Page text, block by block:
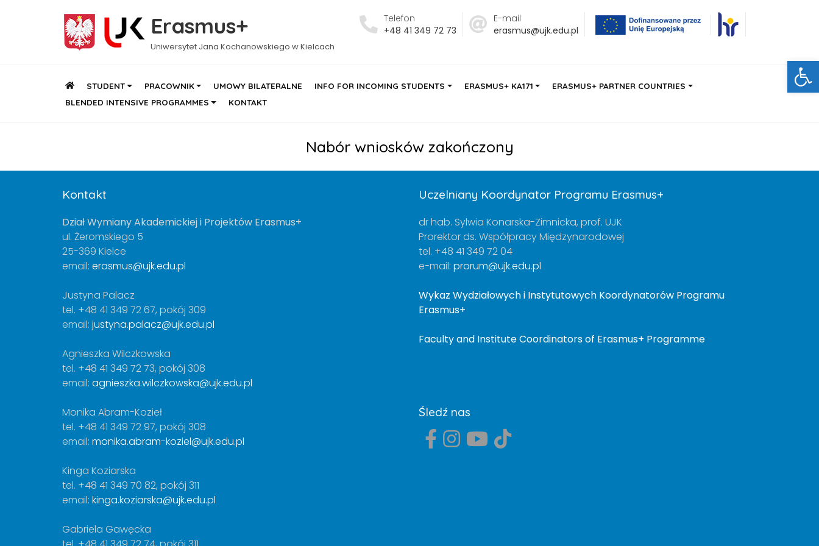
Erasmus+
Uniwersytet Jana Kochanowskiego w Kielcach
Telefon
+48 41 349 72 73
E-mail
erasmus@ujk.edu.pl
STUDENT PRACOWNIK UMOWY BILATERALNE INFO FOR INCOMING STUDENTS ERASMUS+ KA171
ERASMUS+ PARTNER COUNTRIES
BLENDED INTENSIVE PROGRAMMES
KONTAKT
Nabór wniosków zakończony
Kontakt
Dział Wymiany Akademickiej i Projektów Erasmus+
ul. Żeromskiego 5
25-369 Kielce
email: erasmus@ujk.edu.pl
Justyna Palacz
tel. +48 41 349 72 67, pokój 309
email: justyna.palacz@ujk.edu.pl
Agnieszka Wilczkowska
tel. +48 41 349 72 73, pokój 308
email: agnieszka.wilczkowska@ujk.edu.pl
Monika Abram-Kozieł
tel. +48 41 349 72 97, pokój 308
email: monika.abram-koziel@ujk.edu.pl
Kinga Koziarska
tel. +48 41 349 70 82, pokój 311
email: kinga.koziarska@ujk.edu.pl
Gabriela Gawęcka
Uczelniany Koordynator Programu Erasmus+
dr hab. Sylwia Konarska-Zimnicka, prof. UJK
Prorektor ds. Współpracy Międzynarodowej
tel. +48 41 349 72 04
e-mail: prorum@ujk.edu.pl
Wykaz Wydziałowych i Instytutowych Koordynatorów Programu
Erasmus+
Faculty and Institute Coordinators of Erasmus+ Programme
Śledź nas